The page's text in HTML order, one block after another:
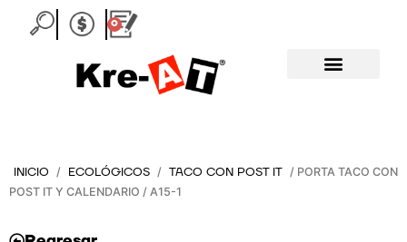
0
Carrito
INICIO / ECOLÓGICOS / TACO CON POST IT / PORTA TACO CON
POST IT Y CALENDARIO / A15-1